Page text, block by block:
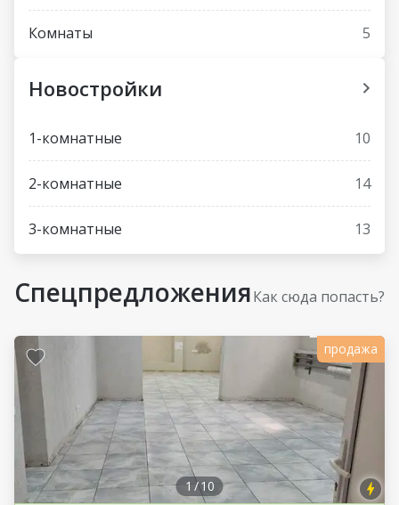
Комнаты 5
Новостройки
1-комнатные 10
2-комнатные 14
3-комнатные 13
СпецпредложенияКак сюда попасть?
1 /10
продажа